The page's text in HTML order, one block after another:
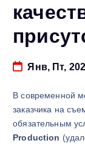
Янв, Пт,
В современной
заказчика на
обязательным
Production